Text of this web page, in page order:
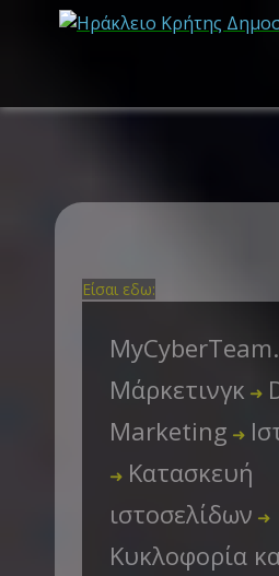
Είσαι εδω:
Μάρκετινγκ ➜
Marketing ➜
➜ Κατασκευή
ιστοσελίδων ➜
Κυκλοφορία